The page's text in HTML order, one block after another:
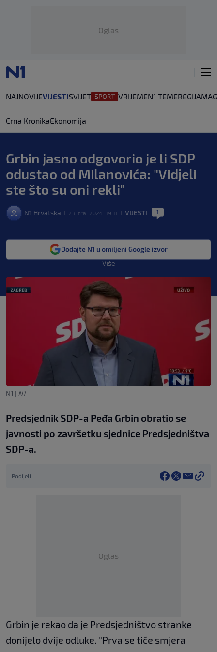
Oglas
NAJNOVIJEVIJESTISVIJET VRIJEMEN1 TEMEREGIJA
Crna KronikaEkonomija
Grbin jasno odgovorio je li SDP
odustao od Milanovića: "Vidjeli
ste što su oni rekli"
N1 Hrvatska 23. tra. 2024. 19:11 VIJESTI 1
Dodajte N1 u omiljeni Google izvor
Više
N1 | N1
Predsjednik SDP-a Peđa Grbin obratio se
javnosti po završetku sjednice Predsjedništva
SDP-a.
Podijeli
Oglas
Grbin je rekao da je Predsjedništvo stranke
donijelo dvije odluke. "Prva se tiče smjera